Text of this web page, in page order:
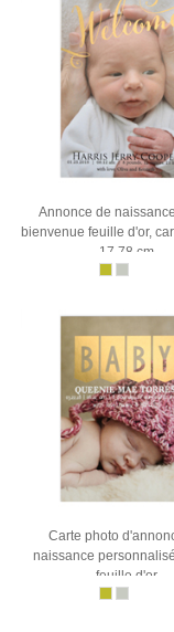
Annonce de
bienvenue feuille d'or,
17,78 cm
Carte photo
naissance
feuille d'or